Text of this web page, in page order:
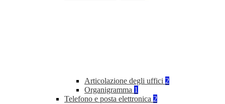
Articolazione degli uffici 2
Organigramma 1
Telefono e posta elettronica 2